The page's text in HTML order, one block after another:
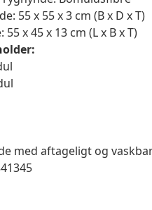
55 x 55 x 3 cm (B x D x T)
x 45 x 13 cm (L x B x T)
med aftageligt og